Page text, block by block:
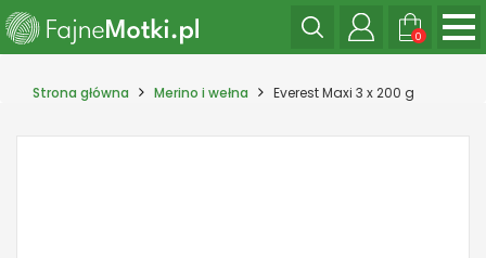
0
Strona główna Merino i wełna Everest Maxi 3 x 200 g